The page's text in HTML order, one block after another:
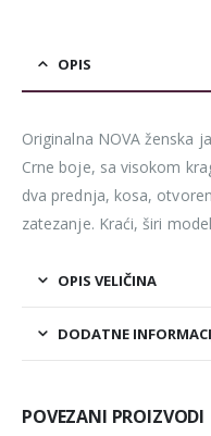
OPIS
Originalna NOVA ženska
Crne boje, sa visokom
dva prednja, kosa,
zatezanje. Kraći, širi
OPIS VELIČINA
DODATNE
POVEZANI PROIZVODI